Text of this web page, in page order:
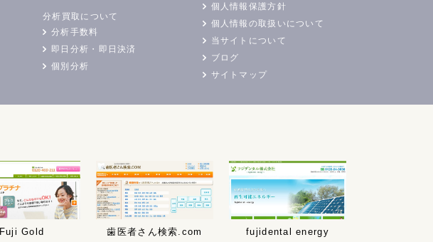
分析買取について
分析手数料
即日分析・即日決済
個別分析
個人情報保護方針
個人情報の取扱いについて
当サイトについて
ブログ
サイトマップ
Fuji Gold 歯医者さん検索.com fujidental energy